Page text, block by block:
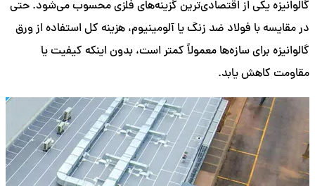
گالوانیزه یکی از اقتصادی‌ترین گزینه‌های فلزی محسوب می‌شود. حتی
در مقایسه با فولاد ضد زنگ یا آلومینیوم، هزینه کل استفاده از ورق
گالوانیزه برای سازه‌ها معمولاً کمتر است، بدون اینکه کیفیت یا
مقاومت کاهش یابد.